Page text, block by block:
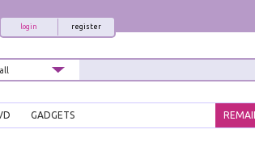
register
login
GADGETS